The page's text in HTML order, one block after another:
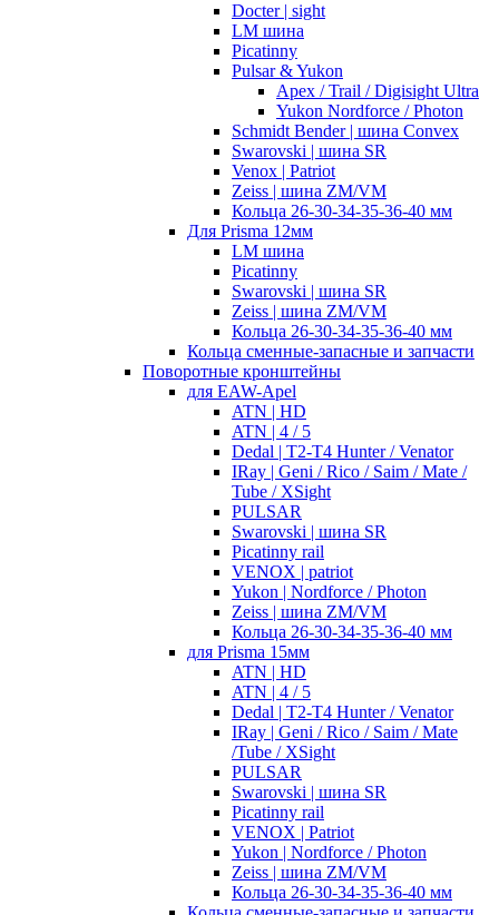
Docter | sight
LM шина
Picatinny
Pulsar & Yukon
Apex / Trail / Digisight Ultra
Yukon Nordforce / Photon
Schmidt Bender | шина Convex
Swarovski | шина SR
Venox | Patriot
Zeiss | шина ZM/VM
Кольца 26-30-34-35-36-40 мм
Для Prisma 12мм
LM шина
Picatinny
Swarovski | шина SR
Zeiss | шина ZM/VM
Кольца 26-30-34-35-36-40 мм
Кольца сменные-запасные и запчасти
Поворотные кронштейны
для EAW-Apel
ATN | HD
ATN | 4 / 5
Dedal | T2-T4 Hunter / Venator
IRay | Geni / Rico / Saim / Mate /
Tube / XSight
PULSAR
Swarovski | шина SR
Picatinny rail
VENOX | patriot
Yukon | Nordforce / Photon
Zeiss | шина ZM/VM
Кольца 26-30-34-35-36-40 мм
для Prisma 15мм
ATN | HD
ATN | 4 / 5
Dedal | T2-T4 Hunter / Venator
IRay | Geni / Rico / Saim / Mate
/Tube / XSight
PULSAR
Swarovski | шина SR
Picatinny rail
VENOX | Patriot
Yukon | Nordforce / Photon
Zeiss | шина ZM/VM
Кольца 26-30-34-35-36-40 мм